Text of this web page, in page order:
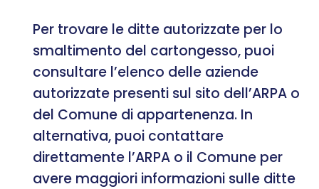
Per trovare le ditte autorizzate per lo
smaltimento del cartongesso, puoi
consultare l’elenco delle aziende
autorizzate presenti sul sito dell’ARPA o
del Comune di appartenenza. In
alternativa, puoi contattare
direttamente l’ARPA o il Comune per
avere maggiori informazioni sulle ditte